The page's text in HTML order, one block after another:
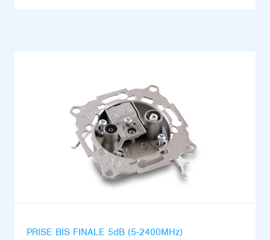
PRISE BIS FINALE 5dB (5-2400MHz)